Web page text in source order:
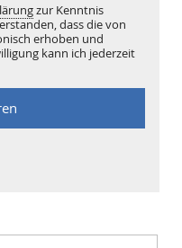
zur Kenntnis
dass die von
erhoben und
kann ich jederzeit